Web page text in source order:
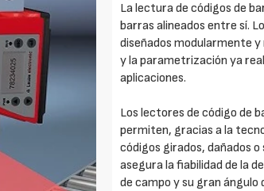
La lectura de códigos de
barras alineados entre sí.
diseñados modularmente
y la parametrización ya
aplicaciones.
Los lectores de código de
permiten, gracias a la
códigos girados, dañados
asegura la fiabilidad de la
de campo y su gran